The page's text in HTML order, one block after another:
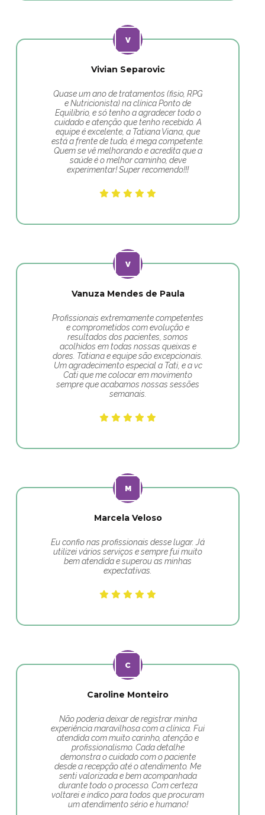
Vivian Separovic
Quase um ano de tratamentos (fisio, RPG
e Nutricionista) na clínica Ponto de
Equilíbrio, e só tenho a agradecer todo o
cuidado e atenção que tenho recebido. A
equipe é excelente, a Tatiana Viana, que
está a frente de tudo, é mega competente.
Quem se vê melhorando e acredita que a
saúde é o melhor caminho, deve
experimentar! Super recomendo!!!
Vanuza Mendes de Paula
Profissionais extremamente competentes
e comprometidos com evolução e
resultados dos pacientes, somos
acolhidos em todas nossas queixas e
dores. Tatiana e equipe são excepcionais.
Um agradecimento especial a Tati, e a vc
Cati que me colocar em movimento
sempre que acabamos nossas sessões
semanais.
Marcela Veloso
Eu confio nas profissionais desse lugar. Já
utilizei vários serviços e sempre fui muito
bem atendida e superou as minhas
expectativas.
Caroline Monteiro
Não poderia deixar de registrar minha
experiência maravilhosa com a clínica. Fui
atendida com muito carinho, atenção e
profissionalismo. Cada detalhe
demonstra o cuidado com o paciente
desde a recepção até o atendimento. Me
senti valorizada e bem acompanhada
durante todo o processo. Com certeza
voltarei e indico para todos que procuram
um atendimento sério e humano!